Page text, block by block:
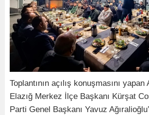
Toplantının açılış konuşmasını
Elazığ Merkez İlçe Başkanı Kürşat
Parti Genel Başkanı Yavuz